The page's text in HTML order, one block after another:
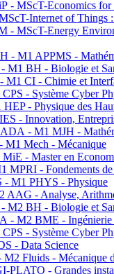
- MScT-Economics
Internet of Things
- MScT-Energy
- M1 APPMS -
M1 BH - Biologie et
CI - Chimie et
- Système Cyber
- Physique des
- Innovation,
- M1 MJH -
Mech - Mécanique
- Master en
MPRI - Fondements
- M1 PHYS - Physique
AAG - Analyse,
M2 BH - Biologie et
- M2 BME - Ingénierie
- Système Cyber
- Data Science
Fluids - Mécanique
PLATO - Grandes